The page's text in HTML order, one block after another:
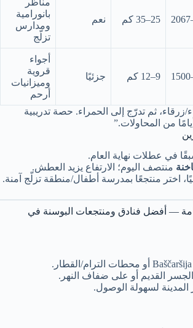
25–35 كم نعم
بانورامية
ومدارس
تزلّج
9–12 كم جزئيًا
أجواء
قروية
وميزانيات
أرحم
زرقاء، ثم تدرّج إلى الحمراء. حصة تدريبية
من المحاولات.”
في عطلات نهاية العام.
منتصف اليوم؛ الارتفاع يزيد العطش.
اختر منتجعًا بمدرسة أطفال/منطقة تزلّج آمنة.
— أفضل فنادق ومنتجعات البوسنة في
القديم أو على ضفاف النهر.
المدينة لسهولة الوصول.